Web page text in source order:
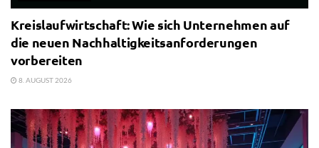
Kreislaufwirtschaft: Wie sich Unternehmen auf
die neuen Nachhaltigkeitsanforderungen
vorbereiten
8. AUGUST 2026